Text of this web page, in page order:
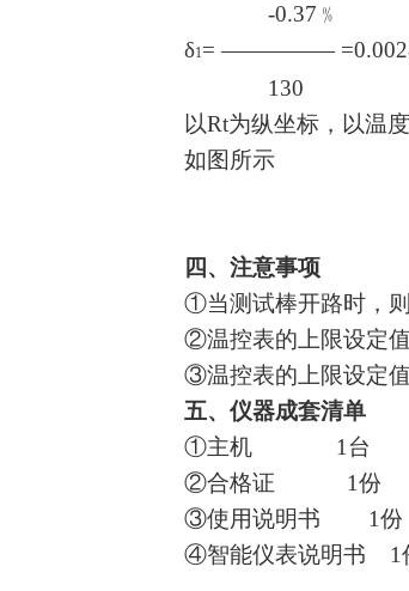
-0.37 ﹪
δ1 =—————
130
以Rt为纵坐标，以温度
如图所示
四、注意事项
①当测试棒开路时，则
②温控表的上限设定
③温控表的上限设定
五、仪器成套清单
①主机 1 台
②合格证 1份
③使用说明书 1份
④智能仪表说明书 1